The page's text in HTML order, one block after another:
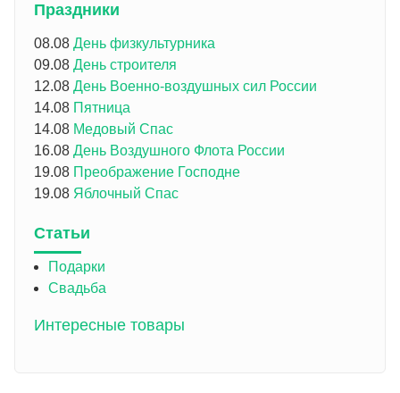
Праздники
08.08 День физкультурника
09.08 День строителя
12.08 День Военно-воздушных сил России
14.08 Пятница
14.08 Медовый Спас
16.08 День Воздушного Флота России
19.08 Преображение Господне
19.08 Яблочный Спас
Статьи
Подарки
Свадьба
Интересные товары